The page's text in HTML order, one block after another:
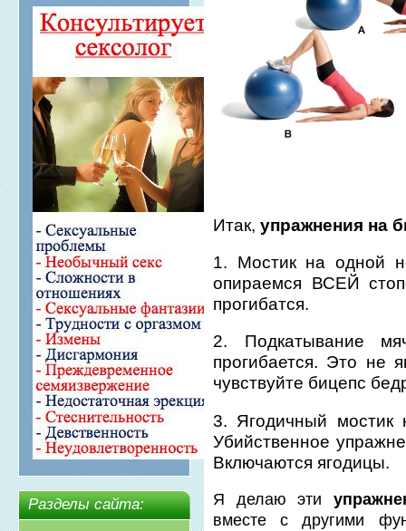
Разделы сайта:
Итак,упражнения на
1. Мостик на одной
опираемся ВСЕЙ
прогибатся.
2. Подкатывание
прогибается. Это не
чувствуйте бицепс
3. Ягодичный мостик
Убийственное
Включаются ягодицы.
Я делаю эти
вместе с другими